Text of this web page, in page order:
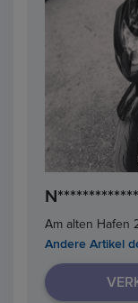
Am alten Hafen
Andere Artikel